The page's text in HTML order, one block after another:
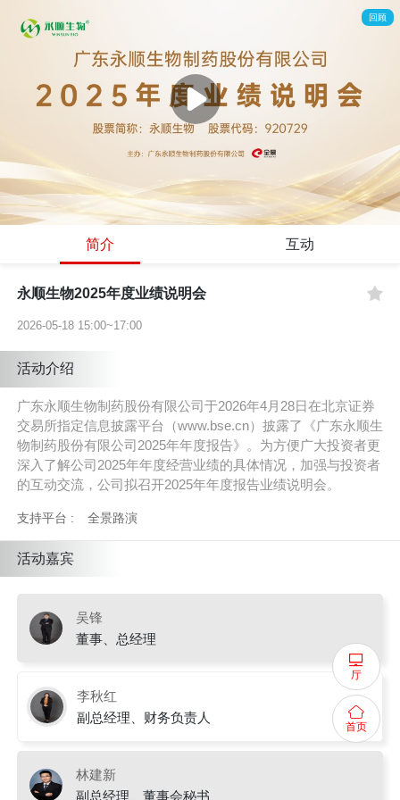
回顾
简介 互动
永顺生物2025年度业绩说明会
2026-05-18 15:00~17:00
活动介绍
广东永顺生物制药股份有限公司于2026年4月28日在北京证券
交易所指定信息披露平台（www.bse.cn）披露了《广东永顺生
物制药股份有限公司2025年年度报告》。为方便广大投资者更
深入了解公司2025年年度经营业绩的具体情况，加强与投资者
的互动交流，公司拟召开2025年年度报告业绩说明会。
支持平台 : 全景路演
活动嘉宾
吴锋
董事、总经理
李秋红
副总经理、财务负责人
林建新
副总经理、董事会秘书
厅
首页